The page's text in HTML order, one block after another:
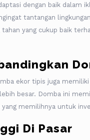
dengan baik dalam
tantangan
yang cukup baik
ekor tipis juga
besar. Domba ini
memilihnya untuk
Di Pasar